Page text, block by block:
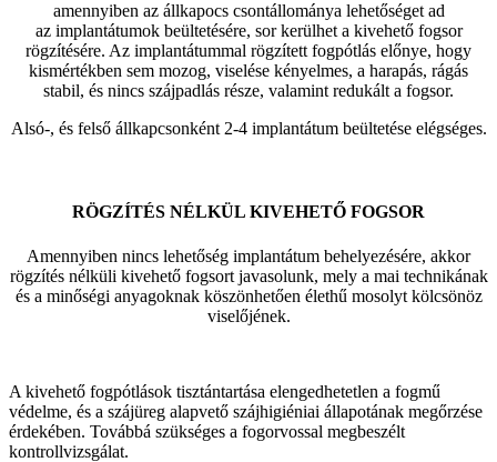
amennyiben az állkapocs csontállománya lehetőséget ad
az implantátumok beültetésére, sor kerülhet a kivehető fogsor
rögzítésére. Az implantátummal rögzített fogpótlás előnye, hogy
kismértékben sem mozog, viselése kényelmes, a harapás, rágás
stabil, és nincs szájpadlás része, valamint redukált a fogsor.
Alsó-, és felső állkapcsonként 2-4 implantátum beültetése elégséges.
RÖGZÍTÉS NÉLKÜL KIVEHETŐ FOGSOR
Amennyiben nincs lehetőség implantátum behelyezésére, akkor
rögzítés nélküli kivehető fogsort javasolunk, mely a mai technikának
és a minőségi anyagoknak köszönhetően élethű mosolyt kölcsönöz
viselőjének.
A kivehető fogpótlások tisztántartása elengedhetetlen a fogmű
védelme, és a szájüreg alapvető szájhigiéniai állapotának megőrzése
érdekében. Továbbá szükséges a fogorvossal megbeszélt
kontrollvizsgálat.